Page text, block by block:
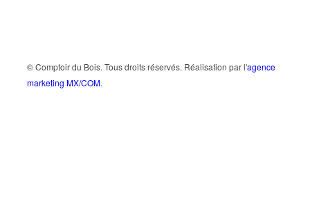
© Comptoir du Bois. Tous droits réservés. Réalisation par l'agence
marketing MX/COM.